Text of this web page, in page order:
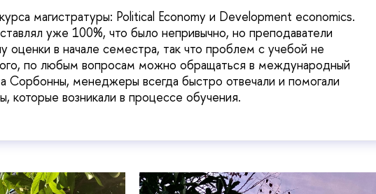
магистратуры: Political Economy и Development economics.
уже 100%, что было непривычно, но преподаватели
оценки в начале семестра, так что проблем с учебой не
по любым вопросам можно обращаться в международный
Сорбонны, менеджеры всегда быстро отвечали и помогали
которые возникали в процессе обучения.